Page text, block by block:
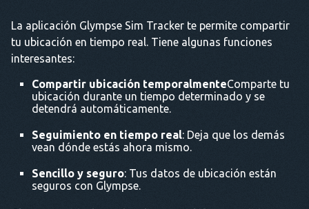
La aplicación Glympse Sim Tracker te permite compartir
tu ubicación en tiempo real. Tiene algunas funciones
interesantes:
Compartir ubicación temporalmenteComparte tu
ubicación durante un tiempo determinado y se
detendrá automáticamente.
Seguimiento en tiempo real: Deja que los demás
vean dónde estás ahora mismo.
Sencillo y seguro: Tus datos de ubicación están
seguros con Glympse.